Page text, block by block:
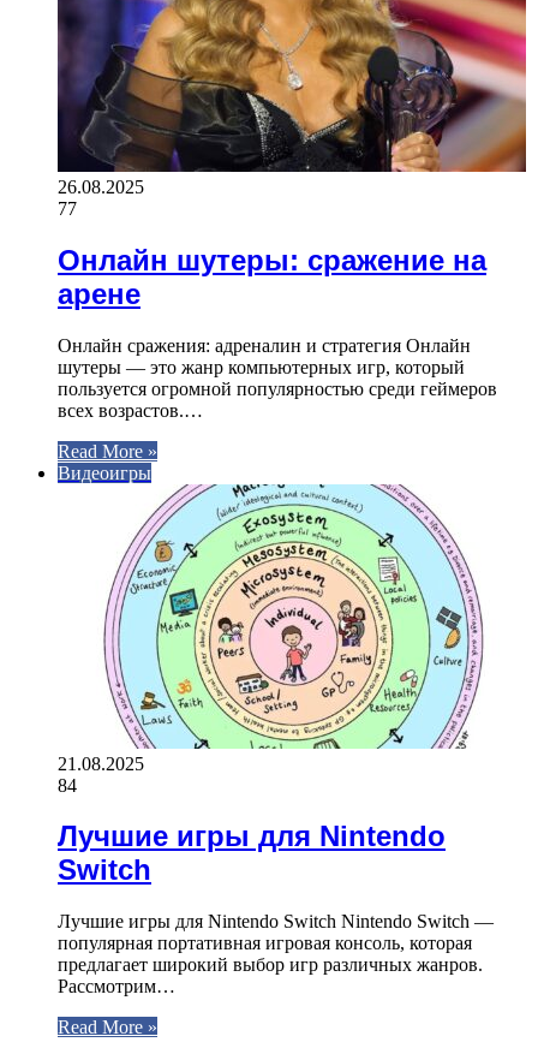
26.08.2025
77
Онлайн шутеры: сражение на
арене
Онлайн сражения: адреналин и стратегия Онлайн
шутеры — это жанр компьютерных игр, который
пользуется огромной популярностью среди геймеров
всех возрастов.…
Read More »
Видеоигры
21.08.2025
84
Лучшие игры для Nintendo
Switch
Лучшие игры для Nintendo Switch Nintendo Switch —
популярная портативная игровая консоль, которая
предлагает широкий выбор игр различных жанров.
Рассмотрим…
Read More »